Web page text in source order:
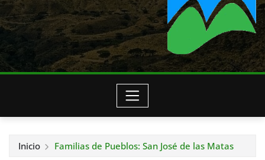
Inicio Familias de Pueblos: San José de las Matas